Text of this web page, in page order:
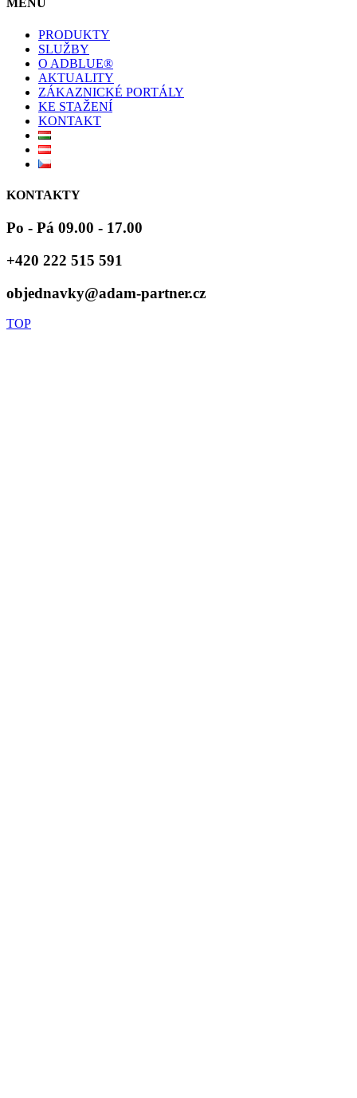
MENU
PRODUKTY
SLUŽBY
O ADBLUE®
AKTUALITY
ZÁKAZNICKÉ PORTÁLY
KE STAŽENÍ
KONTAKT
KONTAKTY
Po - Pá 09.00 - 17.00
+420 222 515 591
objednavky@adam-partner.cz
TOP